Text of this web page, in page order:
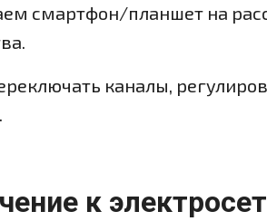
смартфон/планшет на
каналы,
к